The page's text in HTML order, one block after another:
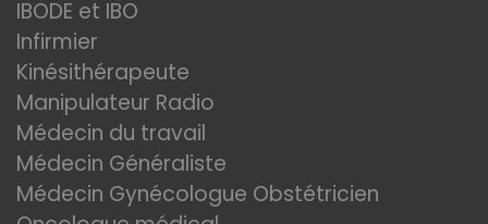
IBODE et IBO
Infirmier
Kinésithérapeute
Manipulateur Radio
Médecin du travail
Médecin Généraliste
Médecin Gynécologue Obstétricien